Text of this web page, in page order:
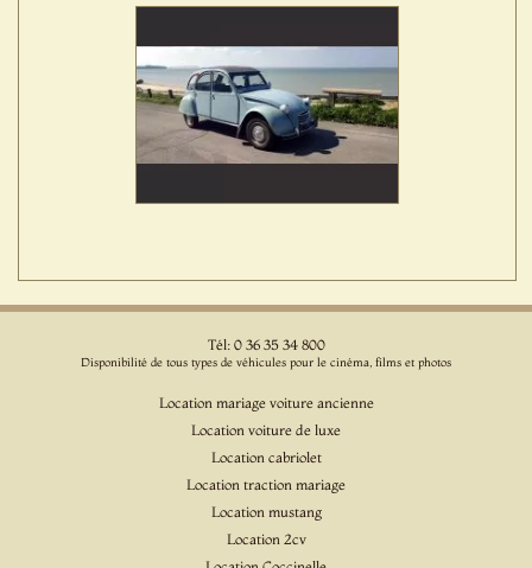
Tél: 0 36 35 34 800
Disponibilité de tous types de véhicules pour le cinéma, films et photos
Location mariage voiture ancienne
Location voiture de luxe
Location cabriolet
Location traction mariage
Location mustang
Location 2cv